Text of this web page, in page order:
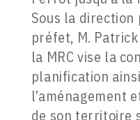
Sous la direction
préfet, M.
la MRC vise la
planification
l’aménagement
de son territoire